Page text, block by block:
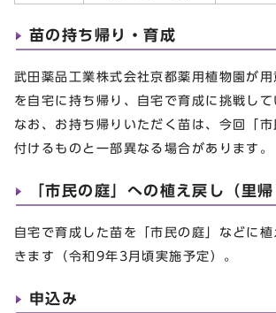
苗の持ち帰り・育成
武田薬品工業株式会社京都薬用植物園が
を自宅に持ち帰り、自宅で育成に挑戦して
なお、お持ち帰りいただく苗は、今回「市
付けるものと一部異なる場合があります。
「市民の庭」への植え戻し（里帰
自宅で育成した苗を「市民の庭」などに
きます（令和9年3月頃実施予定）。
申込み